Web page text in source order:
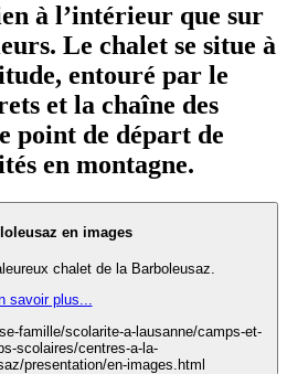
à l’intérieur que sur
Le chalet se situe à
entouré par le
et la chaîne des
point de départ de
en montagne.
en images
chalet de la Barboleusaz.
savoir plus...
famille/scolarite-a-lausanne/camps-et-
scolaires/centres-a-la-
presentation/en-images.html